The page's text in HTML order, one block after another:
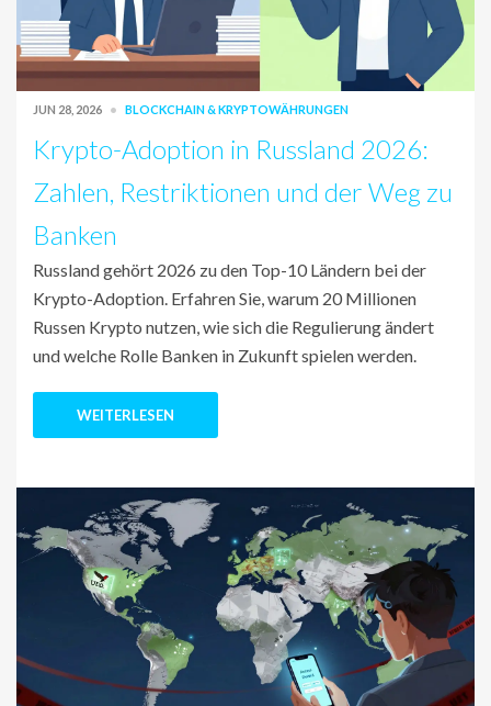
JUN 28, 2026 BLOCKCHAIN & KRYPTOWÄHRUNGEN
Krypto-Adoption in Russland 2026:
Zahlen, Restriktionen und der Weg zu
Banken
Russland gehört 2026 zu den Top-10 Ländern bei der
Krypto-Adoption. Erfahren Sie, warum 20 Millionen
Russen Krypto nutzen, wie sich die Regulierung ändert
und welche Rolle Banken in Zukunft spielen werden.
WEITERLESEN